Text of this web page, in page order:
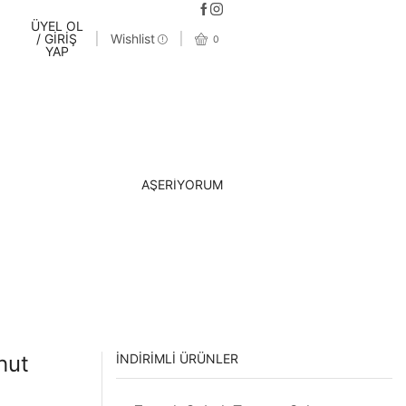
ÜYEL OL
/ GİRİŞ
YAP
Wishlist 0
AŞERİYORUM
İNDIRIMLI ÜRÜNLER